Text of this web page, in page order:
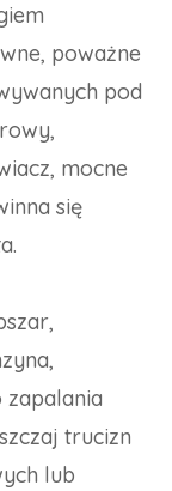
poważne
pod
mocne
się
trucizn
lub